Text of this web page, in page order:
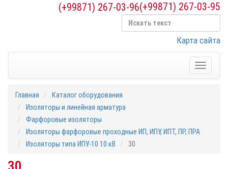
(+99871) 267-03-95
(+99871) 267-03-96
Карта сайта
Toggle
Главная
Каталог оборудования
Изоляторы и линейная арматура
Фарфоровые изоляторы
Изоляторы фарфоровые проходные ИП, ИПУ, ИПТ, ПР, ПРА
Изоляторы типа ИПУ-10 10 кВ
30